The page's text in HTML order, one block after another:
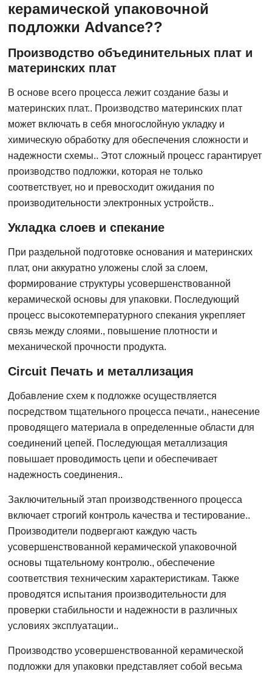
керамической упаковочной
подложки Advance??
Производство объединительных плат и
материнских плат
В основе всего процесса лежит создание базы и
материнских плат.. Производство материнских плат
может включать в себя многослойную укладку и
химическую обработку для обеспечения сложности и
надежности схемы.. Этот сложный процесс гарантирует
производство подложки, которая не только
соответствует, но и превосходит ожидания по
производительности электронных устройств..
Укладка слоев и спекание
При раздельной подготовке основания и материнских
плат, они аккуратно уложены слой за слоем,
формирование структуры усовершенствованной
керамической основы для упаковки. Последующий
процесс высокотемпературного спекания укрепляет
связь между слоями., повышение плотности и
механической прочности продукта.
Сircuit Печать и металлизация
Добавление схем к подложке осуществляется
посредством тщательного процесса печати., нанесение
проводящего материала в определенные области для
соединений цепей. Последующая металлизация
повышает проводимость цепи и обеспечивает
надежность соединения..
Заключительный этап производственного процесса
включает строгий контроль качества и тестирование..
Производители подвергают каждую часть
усовершенствованной керамической упаковочной
основы тщательному контролю., обеспечение
соответствия техническим характеристикам. Также
проводятся испытания производительности для
проверки стабильности и надежности в различных
условиях эксплуатации..
Производство усовершенствованной керамической
подложки для упаковки представляет собой весьма